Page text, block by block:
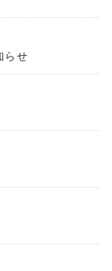
らせ